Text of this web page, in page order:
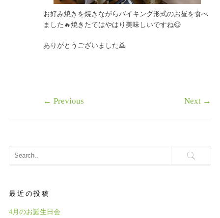
お好み焼きを焼きながらバイキング形式のお昼を食べ
ました🔥焼きたてはやはり美味しいですね😋
ありがとうございました🙇
← Previous Next →
最近の投稿
4月のお誕生日会